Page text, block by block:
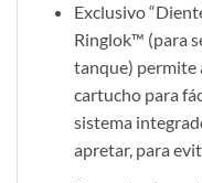
Exclusivo
Ringlok™ (para
tanque) permite
cartucho para
sistema
apretar, para